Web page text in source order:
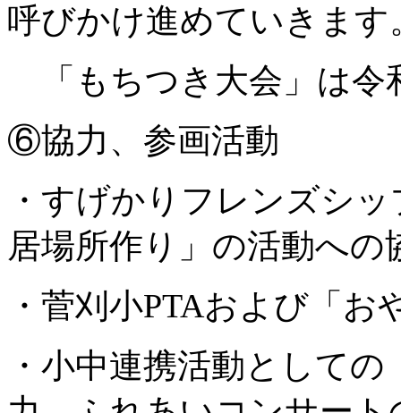
呼びかけ進めていきます
「もちつき大会」は令
⑥協力、参画活動
・すげかりフレンズシ
居場所作り」の活動への
・菅刈小PTAおよび「
・小中連携活動として